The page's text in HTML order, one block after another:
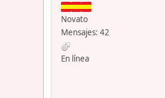
Novato
Mensajes: 42
En línea